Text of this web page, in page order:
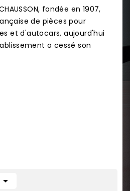
fondée en 1907,
de pièces pour
et d'autocars, aujourd'hui
a cessé son
